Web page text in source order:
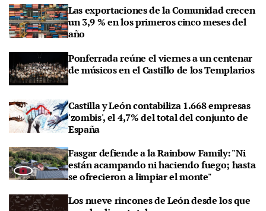
Las exportaciones de la Comunidad crecen
un 3,9 % en los primeros cinco meses del
año
Ponferrada reúne el viernes a un centenar
de músicos en el Castillo de los Templarios
Castilla y León contabiliza 1.668 empresas
'zombis', el 4,7% del total del conjunto de
España
Fasgar defiende a la Rainbow Family: "Ni
están acampando ni haciendo fuego; hasta
se ofrecieron a limpiar el monte"
Los nueve rincones de León desde los que